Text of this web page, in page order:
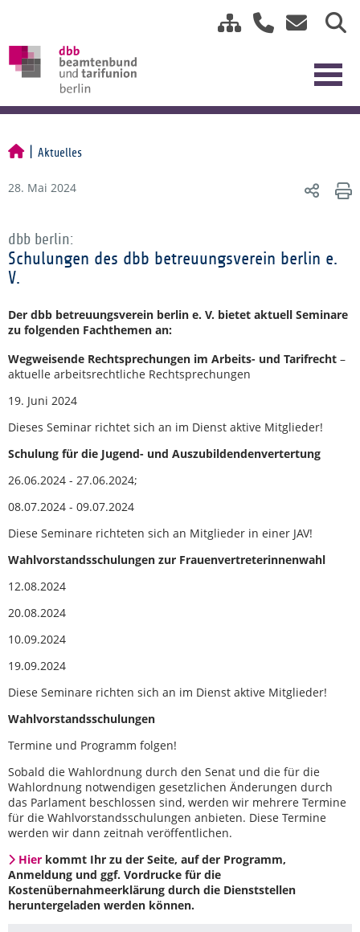
Aktuelles
28. Mai 2024
dbb berlin:
Schulungen des dbb betreuungsverein berlin e.
V.
Der dbb betreuungsverein berlin e. V. bietet aktuell Seminare
zu folgenden Fachthemen an:
Wegweisende Rechtsprechungen im Arbeits- und Tarifrecht –
aktuelle arbeitsrechtliche Rechtsprechungen
19. Juni 2024
Dieses Seminar richtet sich an im Dienst aktive Mitglieder!
Schulung für die Jugend- und Auszubildendenvertertung
26.06.2024 - 27.06.2024;
08.07.2024 - 09.07.2024
Diese Seminare richteten sich an Mitglieder in einer JAV!
Wahlvorstandsschulungen zur Frauenvertreterinnenwahl
12.08.2024
20.08.2024
10.09.2024
19.09.2024
Diese Seminare richten sich an im Dienst aktive Mitglieder!
Wahlvorstandsschulungen
Termine und Programm folgen!
Sobald die Wahlordnung durch den Senat und die für die
Wahlordnung notwendigen gesetzlichen Änderungen durch
das Parlament beschlossen sind, werden wir mehrere Termine
für die Wahlvorstandsschulungen anbieten. Diese Termine
werden wir dann zeitnah veröffentlichen.
Hier kommt Ihr zu der Seite, auf der Programm,
Anmeldung und ggf. Vordrucke für die
Kostenübernahmeerklärung durch die Dienststellen
heruntergeladen werden können.